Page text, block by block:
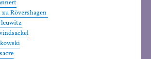
zu Rövershagen